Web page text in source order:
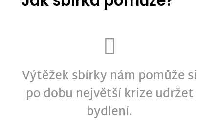
Výtěžek sbírky nám pomůže si
po dobu největší krize udržet
bydlení.